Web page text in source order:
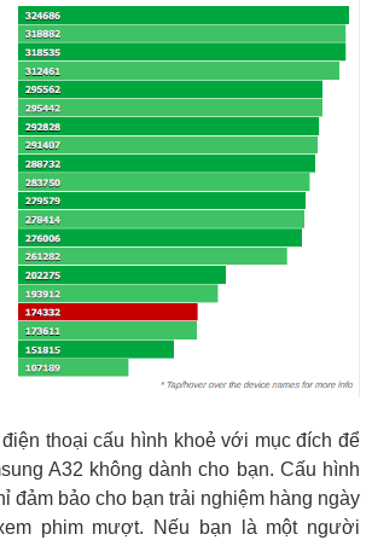
thoại cấu hình khoẻ với mục đích để
A32 không dành cho bạn. Cấu hình
đảm bảo cho bạn trải nghiệm hàng ngày
phim mượt. Nếu bạn là một người